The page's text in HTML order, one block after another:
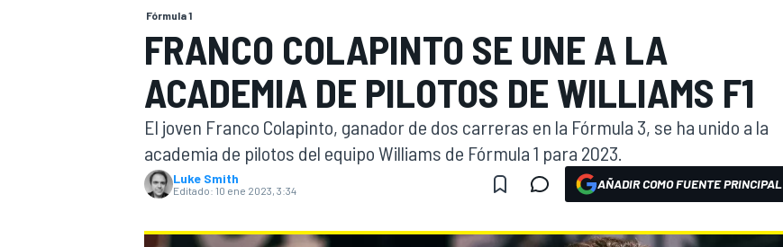
Fórmula 1
FRANCO COLAPINTO SE UNE A LA
ACADEMIA DE PILOTOS DE WILLIAMS F1
El joven Franco Colapinto, ganador de dos carreras en la Fórmula 3, se ha unido a la
academia de pilotos del equipo Williams de Fórmula 1 para 2023.
Luke Smith
Editado: 10 ene 2023, 3:34 AÑADIR COMO FUENTE PRINCIPAL